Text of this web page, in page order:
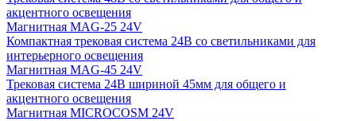
акцентного освещения
Магнитная MAG-25 24V
Компактная трековая система 24В со светильниками для
интерьерного освещения
Магнитная MAG-45 24V
Трековая система 24В шириной 45мм для общего и
акцентного освещения
Магнитная MICROCOSM 24V